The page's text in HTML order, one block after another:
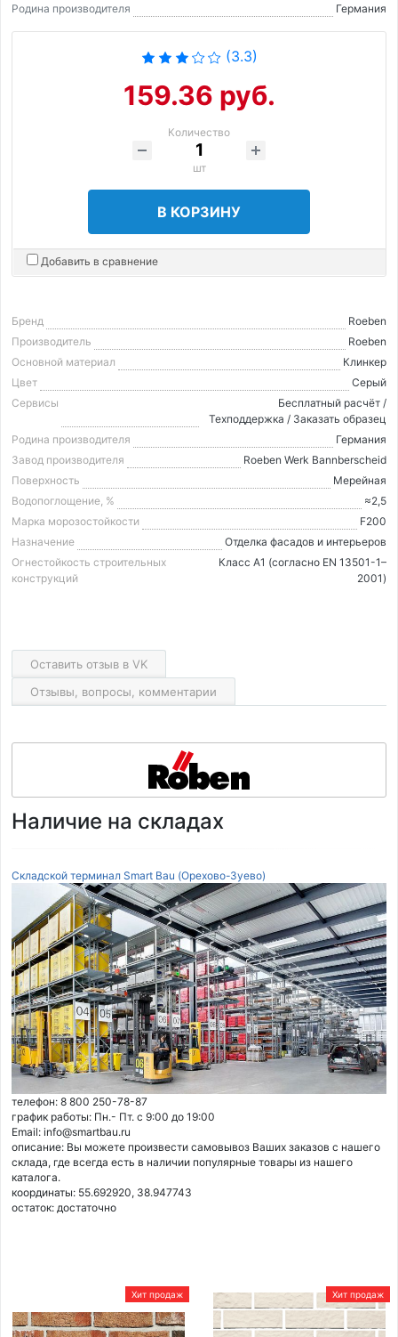
Родина производителя
Германия
(3.3)
159.36 руб.
Количество
шт
В КОРЗИНУ
Добавить в сравнение
Бренд
Roeben
Производитель
Roeben
Основной материал
Клинкер
Цвет
Серый
Сервисы
Бесплатный расчёт /
Техподдержка / Заказать образец
Родина производителя
Германия
Завод производителя
Roeben Werk Bannberscheid
Поверхность
Мерейная
Водопоглощение, %
≈2,5
Марка морозостойкости
F200
Назначение
Отделка фасадов и интерьеров
Огнестойкость строительных
конструкций
Класс А1 (согласно EN 13501-1–
2001)
Оставить отзыв в VK
Отзывы, вопросы, комментарии
Наличие на складах
Складской терминал Smart Bau (Орехово-Зуево)
телефон: 8 800 250-78-87
график работы: Пн.- Пт. с 9:00 до 19:00
Email: info@smartbau.ru
описание: Вы можете произвести самовывоз Ваших заказов с нашего
склада, где всегда есть в наличии популярные товары из нашего
каталога.
координаты: 55.692920, 38.947743
остаток: достаточно
Хит продаж Хит продаж